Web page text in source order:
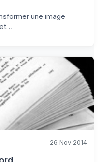
une image
26 Nov 2014